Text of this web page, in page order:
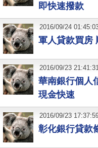
即快速撥款
軍人貸款買房
2016/09/24
華南銀行個人
現金快速
2016/09/23
彰化銀行貸款
2016/09/23